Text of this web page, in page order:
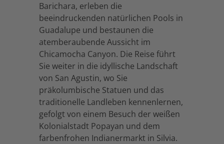
Barichara, erleben die
beeindruckenden natürlichen Pools in
Guadalupe und bestaunen die
atemberaubende Aussicht im
Chicamocha Canyon. Die Reise führt
Sie weiter in die idyllische Landschaft
von San Agustin, wo Sie
präkolumbische Statuen und das
traditionelle Landleben kennenlernen,
gefolgt von einem Besuch der weißen
Kolonialstadt Popayan und dem
farbenfrohen Indianermarkt in Silvia.